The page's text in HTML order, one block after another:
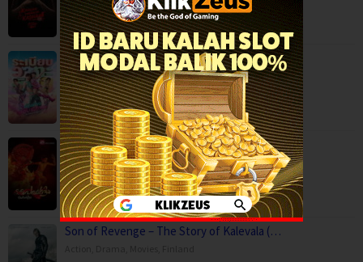
Mor Lam Rhythm (2026)
Comedy,Drama,Movies,Music,Thailand
Paithalattam (2026)
Crime,Movies,Thriller,
Son of Revenge – The Story of Kalevala (…